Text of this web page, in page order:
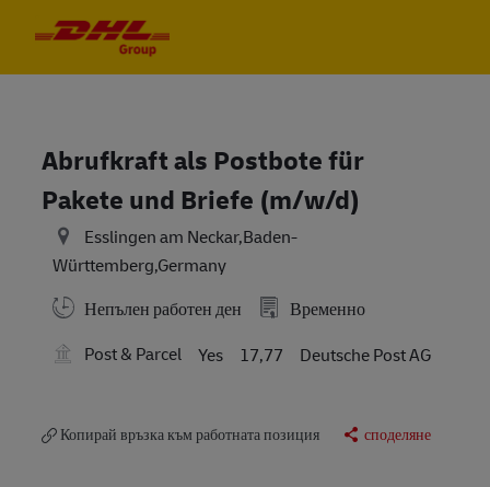
Abrufkraft als Postbote für
Pakete und Briefe (m/w/d)
Esslingen am Neckar,Baden-
Württemberg,Germany
Непълен работен ден
Временно
Post & Parcel
Yes 17,77 Deutsche Post AG
Копирай връзка към работната позиция споделяне